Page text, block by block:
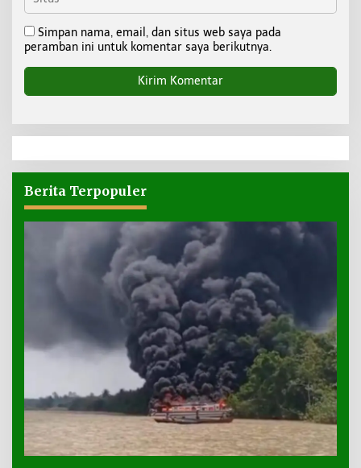
Simpan nama, email, dan situs web saya pada
peramban ini untuk komentar saya berikutnya.
Berita Terpopuler